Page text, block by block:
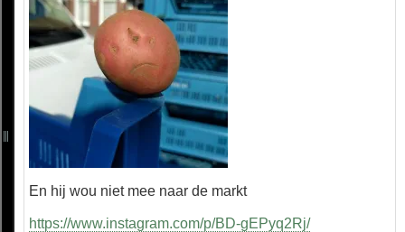
En hij wou niet mee naar de markt
https://www.instagram.com/p/BD-gEPyq2Rj/